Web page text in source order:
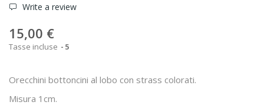
Write a review
15,00 €
Tasse incluse 5
Orecchini bottoncini al lobo con strass colorati.
Misura 1cm.